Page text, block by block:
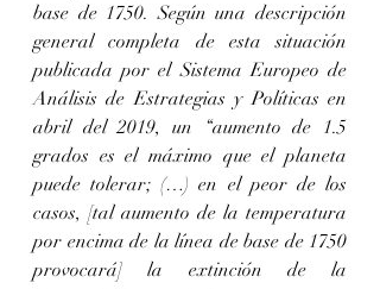
base de 1750. Según una descripción
general completa de esta situación
publicada por el Sistema Europeo de
Análisis de Estrategias y Políticas en
abril del 2019, un “aumento de 1.5
grados es el máximo que el planeta
puede tolerar; (…) en el peor de los
casos, [tal aumento de la temperatura
por encima de la línea de base de 1750
provocará] la extinción de la